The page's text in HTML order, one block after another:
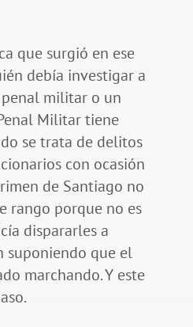
que surgió en ese
debía investigar a
militar o un
Militar tiene
se trata de delitos
con ocasión
de Santiago no
rango porque no es
dispararles a
suponiendo que el
marchando. Y este